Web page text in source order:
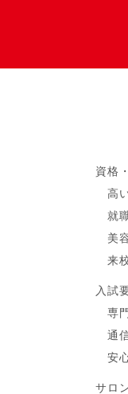
資格
高
就
美
来
入試
専
通
安
サロ